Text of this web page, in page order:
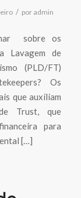
/ por admin
sobre os
Lavagem de
(PLD/FT)
Os
que auxiliam
Trust, que
para
[…]